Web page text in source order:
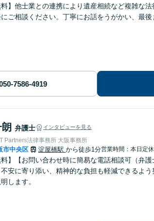
料】他士業との連携により遺産相続など複雑な
ご相談ください。丁寧にお話をうがかい、最後
弁護士 インタビューを見る
Partners法律事務所 大阪事務所
市中央区 淀屋橋駅 から徒歩1分営業時間：本日定休
料】【お問い合わせ時に簡易な電話相談可（弁
安に寄り添い、精神的な負担も軽減できるよ
します。